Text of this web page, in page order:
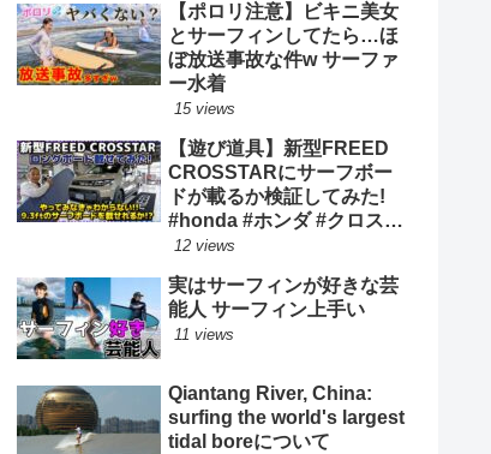
【ポロリ注意】ビキニ美女
とサーフィンしてたら…ほ
ぼ放送事故な件w サーファ
ー水着
15 views
【遊び道具】新型FREED
CROSSTARにサーフボー
ドが載るか検証してみた!
#honda #ホンダ #クロスタ
ー #car #freed #フリード #
ード
12 views
実はサーフィンが好きな芸
能人 サーフィン上手い
11 views
Qiantang River, China:
surfing the world's largest
tidal boreについて